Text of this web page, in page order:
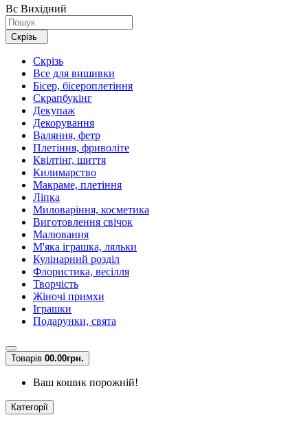
Вс Вихідний
Скрізь
Скрізь
Все для вишивки
Бісер, бісероплетіння
Скрапбукінг
Декупаж
Декорування
Валяння, фетр
Плетіння, фриволіте
Квілтінг, шиття
Килимарство
Макраме, плетіння
Ліпка
Миловаріння, косметика
Виготовлення свічок
Малювання
М'яка іграшка, ляльки
Кулінарний розділ
Флористика, весілля
Творчість
Жіночі примхи
Іграшки
Подарунки, свята
Товарів 00.00грн.
Ваш кошик порожній!
Категорії